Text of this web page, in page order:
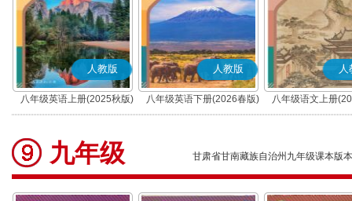
人教版
八年级英语上册(2025秋版)
人教版
八年级英语下册(2026春版)
人
八年级语文上册
(部编版)
九年级 甘肃省甘南藏族自治州九年级课本版本